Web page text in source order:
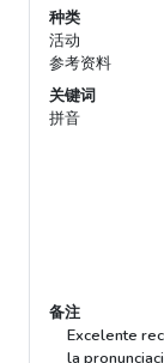
种类
活动
参考资料
关键词
拼音
备注
Excelente
la